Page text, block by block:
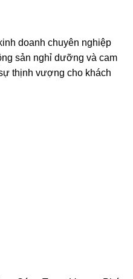
doanh chuyên nghiệp
sản nghỉ dưỡng và cam
thịnh vượng cho khách